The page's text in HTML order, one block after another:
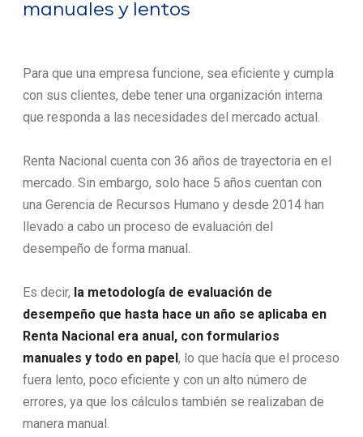
manuales y lentos
Para que una empresa funcione, sea eficiente y cumpla
con sus clientes, debe tener una organización interna
que responda a las necesidades del mercado actual.
Renta Nacional cuenta con 36 años de trayectoria en el
mercado. Sin embargo, solo hace 5 años cuentan con
una Gerencia de Recursos Humano y desde 2014 han
llevado a cabo un proceso de evaluación del
desempeño de forma manual.
Es decir, la metodología de evaluación de
desempeño que hasta hace un año se aplicaba en
Renta Nacional era anual, con formularios
manuales y todo en papel, lo que hacía que el proceso
fuera lento, poco eficiente y con un alto número de
errores, ya que los cálculos también se realizaban de
manera manual.